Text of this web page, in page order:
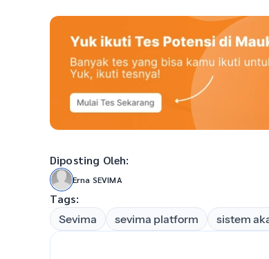
Diposting Oleh:
Erna SEVIMA
Tags:
Sevima sevima platform sistem